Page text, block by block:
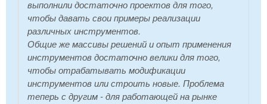
выполнили достаточно проектов для того,
чтобы давать свои примеры реализации
различных инструментов.
Общие же массивы решений и опыт применения
инструментов достаточно велики для того,
чтобы отрабатывать модификации
инструментов или строить новые. Проблема
теперь с другим - для работающей на рынке